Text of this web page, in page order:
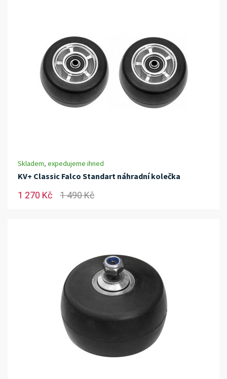
Skladem, expedujeme ihned
KV+ Classic Falco Standart náhradní kolečka
1 270 Kč 1 490 Kč